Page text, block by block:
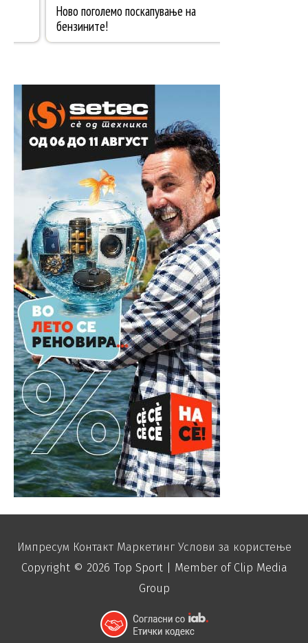
Импресум Контакт Маркетинг Услови за користење
Copyright © 2026 Top Sport| Member of Clip Media
Group